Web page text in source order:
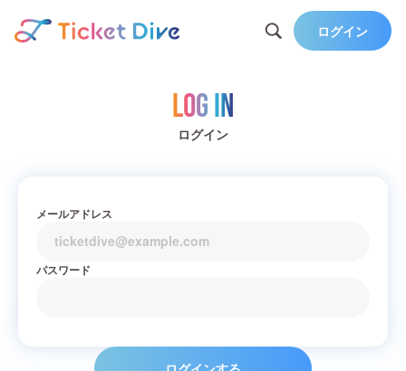
ログイン
Log in
ログイン
メールアドレス
パスワード